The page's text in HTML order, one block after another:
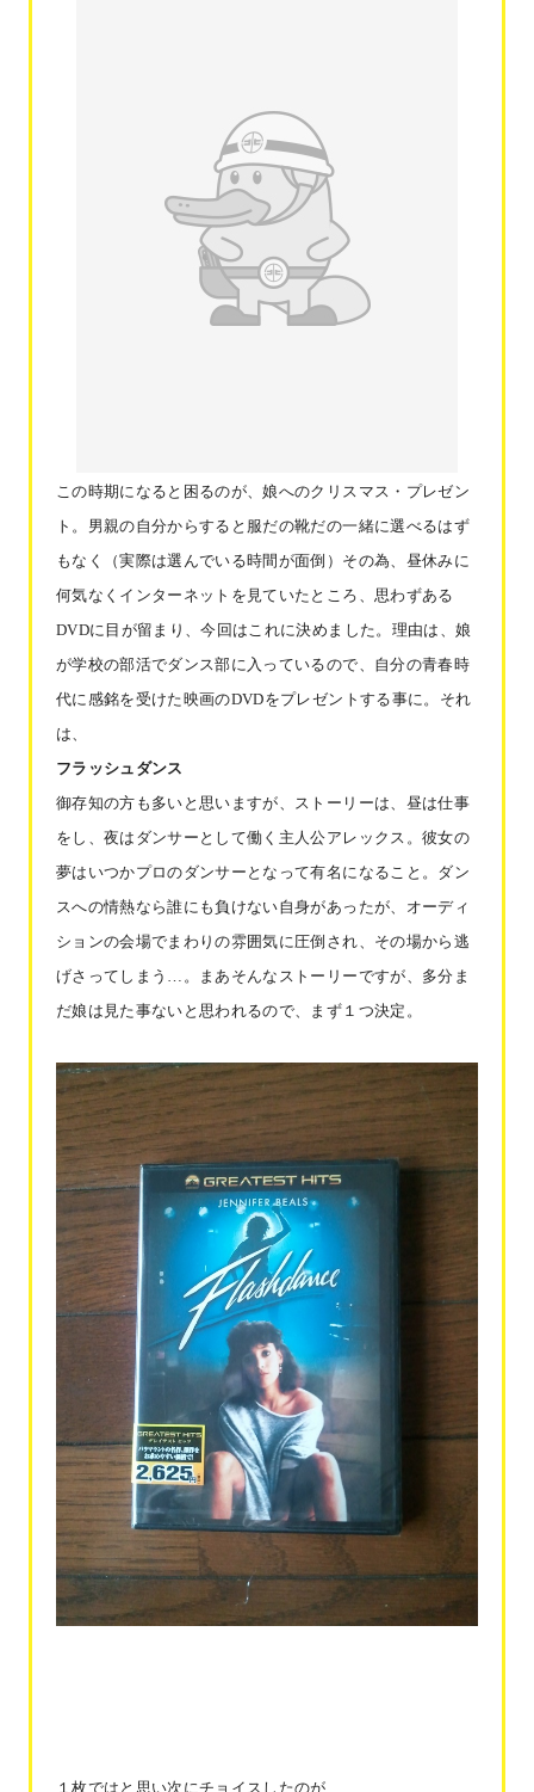
この時期になると困るのが、娘へのクリスマス・プレゼン
ト。男親の自分からすると服だの靴だの一緒に選べるはず
もなく（実際は選んでいる時間が面倒）その為、昼休みに
何気なくインターネットを見ていたところ、思わずある
DVDに目が留まり、今回はこれに決めました。理由は、娘
が学校の部活でダンス部に入っているので、自分の青春時
代に感銘を受けた映画のDVDをプレゼントする事に。それ
は、
フラッシュダンス
御存知の方も多いと思いますが、ストーリーは、 昼は仕事
をし、夜はダンサーとして働く主人公アレックス。彼女の
夢はいつかプロのダンサーとなって有名になること。ダン
スへの情熱なら誰にも負けない自身があったが、オーディ
ションの会場でまわりの雰囲気に圧倒され、その場から逃
げさってしまう…。まあそんなストーリーですが、多分ま
だ娘は見た事ないと思われるので、まず１つ決定。
１枚ではと思い次にチョイスしたのが
新着情報
ブログ
採用情報